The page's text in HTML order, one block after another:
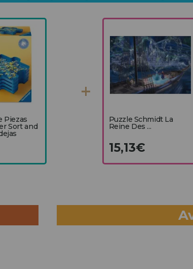
Piezas
Sort and
Puzzle Schmidt La
Reine Des ...
15,13€